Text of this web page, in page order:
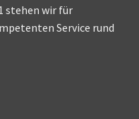
stehen wir für
Service rund